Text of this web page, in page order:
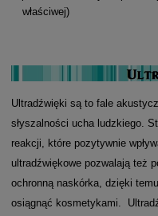
właściwej)
Ultradźwięki są to fale
słyszalności ucha ludzkiego.
reakcji, które pozytywnie
ultradźwiękowe pozwalają też
ochronną naskórka, dzięki
osiągnąć kosmetykami.